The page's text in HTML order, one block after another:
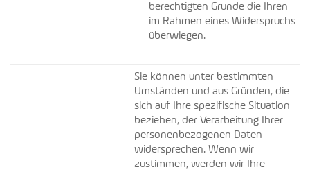
berechtigten Gründe die Ihren
im Rahmen eines Widerspruchs
überwiegen.
Sie können unter bestimmten
Umständen und aus Gründen, die
sich auf Ihre spezifische Situation
beziehen, der Verarbeitung Ihrer
personenbezogenen Daten
widersprechen. Wenn wir
zustimmen, werden wir Ihre